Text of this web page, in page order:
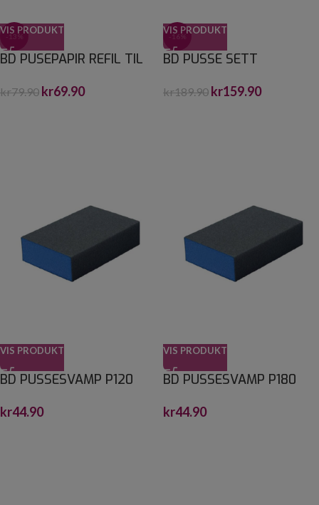
-13%
VIS PRODUKT
BD PUSEPAPIR REFIL TIL
kr79.90 kr69.90
-16%
VIS PRODUKT
BD PUSSE SETT
kr189.90 kr159.90
VIS PRODUKT
BD PUSSESVAMP P120
kr44.90
VIS PRODUKT
BD PUSSESVAMP P180
kr44.90